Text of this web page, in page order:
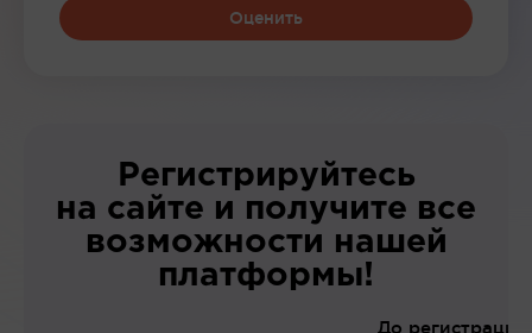
Оценить
Регистрируйтесь
на сайте и получите все
возможности нашей
платформы!
До регистрации